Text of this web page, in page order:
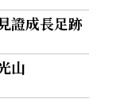
證成長足跡
山